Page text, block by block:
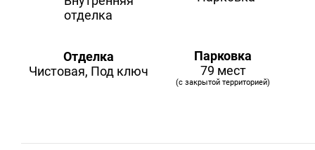
Отделка
Чистовая, Под ключ
Парковка
79 мест
(с закрытой территорией)